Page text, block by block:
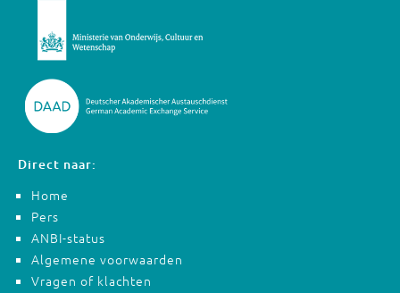
Direct naar:
Home
Pers
ANBI-status
Algemene voorwaarden
Vragen of klachten